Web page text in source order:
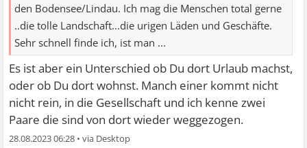
den Bodensee/Lindau. Ich mag die Menschen total gerne
..die tolle Landschaft...die urigen Läden und Geschäfte.
Sehr schnell finde ich, ist man ...
Es ist aber ein Unterschied ob Du dort Urlaub machst,
oder ob Du dort wohnst. Manch einer kommt nicht
nicht rein, in die Gesellschaft und ich kenne zwei
Paare die sind von dort wieder weggezogen.
28.08.2023 06:28 •